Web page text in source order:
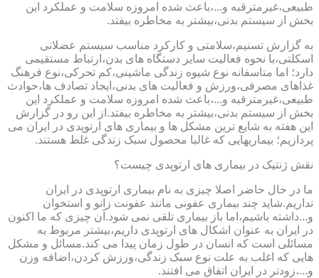
طبیعی،غیرمترقبه و...،باعث شده امروزه سلامت و عملکرد این
بخش از سیستم بدنی،بیشتر به مخاطره بیفتد.
به گزارش تسنیم،سلامتی و کارکرد مناسب سیستم عضلانی
اسکلتی،با نحوه فعالیت سایر دستگاه های بدن،ارتباط مستقیمی
دارد؛ اما متاسفانه نوع شیوه زندگی ماشینی،کم تحرکی،نوع فرهنگ
غذاهای مصرفی،ورزش و فعالیت های بدنی،ایجاد تصادف ها،حوادث
طبیعی،غیرمترقبه و...،باعث شده امروزه سلامت و عملکرد این
بخش از سیستم بدنی،بیشتر به مخاطره بیفتد.از این رو در گزارش
این هفته به شایع ترین مشکل ها و بیماری های ارتوپدی در ایران می
پردازیم؛ بیماریهایی که غالبا محصول سبک زندگی غلط هستند.
نقش ژنتیک در بیماری های ارتوپدی چیست؟
ما در حال حاضر اصلا چیزی به نام بیماری ارتوپدی در ایران
نداریم.شاید چند بیماری عفونی مانند عفونت زانو و استخوان
و...داشته باشیم،اما باز بیماری تلقی نمی شود.آن چیزی که ما اکنون
در ایران به عنوان اشکال های ارتوپدی داریم،بیشتر مربوط به
مسائلی است که انسان در طول زمان پیدا می کند.مسائل و مشکل
هایی که اغلب به علت نوع سبک زندگی،ورزش کردن،اضافه وزن
و...،زودتر در ایران اتفاق می افتند.